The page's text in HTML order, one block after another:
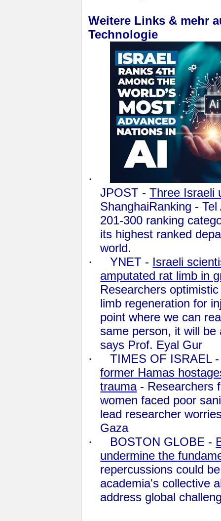
Weitere Links & mehr
Technologie
·
JPOST -Three Israeli
ShanghaiRanking -
201-300 ranking
its highest ranked
world.
·
YNET - Israeli
amputated rat limb in
Researchers
limb regeneration for
point where we can
same person, it will
says Prof. Eyal Gur
·
TIMES OF ISRAEL
former Hamas
trauma- Researchers
women faced poor
lead researcher
Gaza
·
BOSTON GLOBE -
undermine the
repercussions could
academia's collective
address global